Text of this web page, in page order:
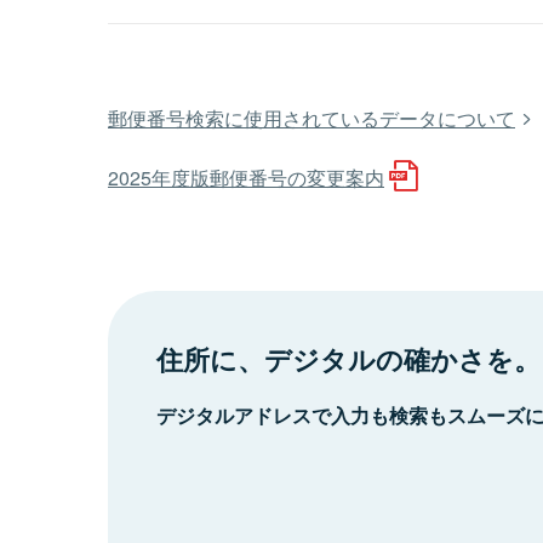
郵便番号検索に使用されているデータについて
2025年度版郵便番号の変更案内
住所に、デジタルの確かさを。
デジタルアドレスで入力も検索もスムーズ